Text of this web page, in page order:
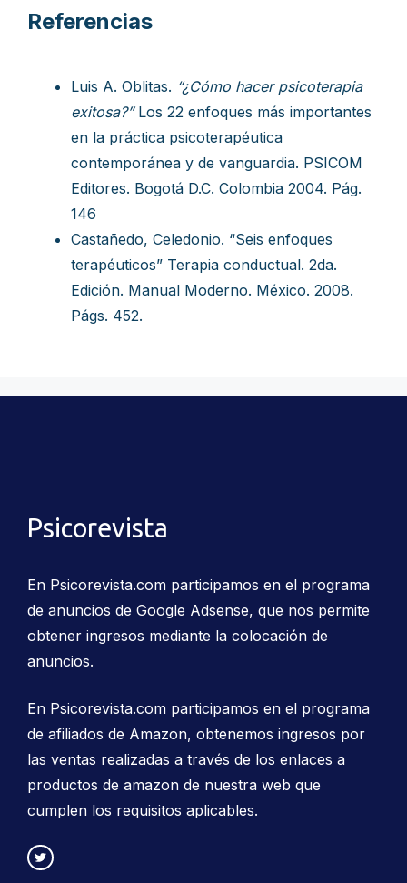
Referencias
Luis A. Oblitas. “¿Cómo hacer psicoterapia
exitosa?”Los 22 enfoques más importantes
en la práctica psicoterapéutica
contemporánea y de vanguardia. PSICOM
Editores. Bogotá D.C. Colombia 2004. Pág.
146
Castañedo, Celedonio. “Seis enfoques
terapéuticos” Terapia conductual. 2da.
Edición. Manual Moderno. México. 2008.
Págs. 452.
Psicorevista
En Psicorevista.com participamos en el programa
de anuncios de Google Adsense, que nos permite
obtener ingresos mediante la colocación de
anuncios.
En Psicorevista.com participamos en el programa
de afiliados de Amazon, obtenemos ingresos por
las ventas realizadas a través de los enlaces a
productos de amazon de nuestra web que
cumplen los requisitos aplicables.